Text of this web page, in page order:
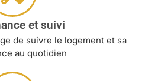
et suivi
de suivre le logement et sa
au quotidien